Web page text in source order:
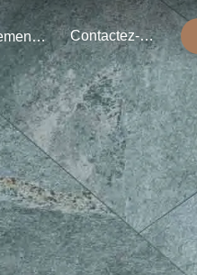
Événements Contactez-Nous